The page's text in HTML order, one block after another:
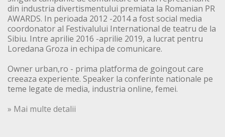
din industria divertismentului premiata la Romanian PR
AWARDS. In perioada 2012 -2014 a fost social media
coordonator al Festivalului International de teatru de la
Sibiu. Intre aprilie 2016 -aprilie 2019, a lucrat pentru
Loredana Groza in echipa de comunicare.
Owner urban,ro - prima platforma de goingout care
creeaza experiente. Speaker la conferinte nationale pe
teme legate de media, industria online, femei.
» Mai multe detalii